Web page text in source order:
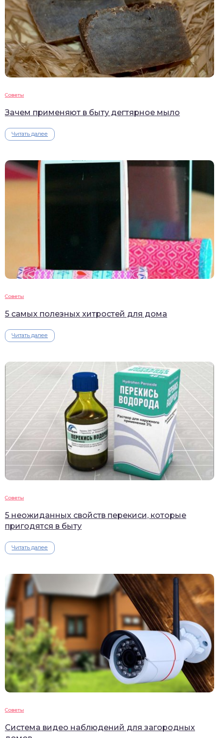
Советы
Зачем применяют в быту дегтярное мыло
Читать далее
Советы
5 самых полезных хитростей для дома
Читать далее
Советы
5 неожиданных свойств перекиси, которые
пригодятся в быту
Читать далее
Советы
Система видео наблюдений для загородных